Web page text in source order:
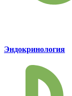
Эндокринология